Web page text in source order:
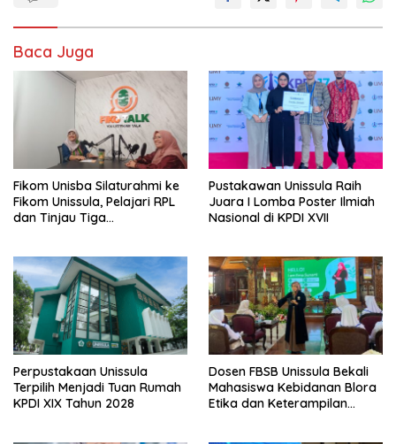
Baca Juga
Fikom Unisba Silaturahmi ke
Fikom Unissula, Pelajari RPL
dan Tinjau Tiga
Pustakawan Unissula Raih
Juara I Lomba Poster Ilmiah
Nasional di KPDI XVII
Perpustakaan Unissula
Terpilih Menjadi Tuan Rumah
KPDI XIX Tahun 2028
Dosen FBSB Unissula Bekali
Mahasiswa Kebidanan Blora
Etika dan Keterampilan